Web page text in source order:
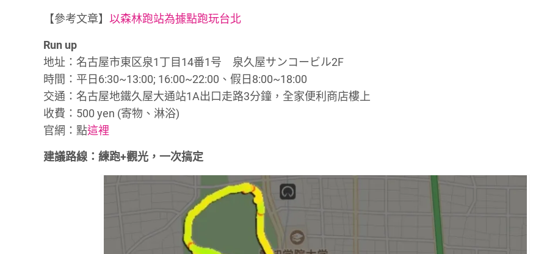
【參考文章】以森林跑站為據點跑玩台北
Run up
地址：名古屋市東区泉1丁目14番1号 泉久屋サンコービル2F
時間：平日6:30~13:00; 16:00~22:00、假日8:00~18:00
交通：名古屋地鐵久屋大通站1A出口走路3分鐘，全家便利商店樓上
收費：500 yen (寄物、淋浴)
官網：點這裡
建議路線：練跑+觀光，一次搞定